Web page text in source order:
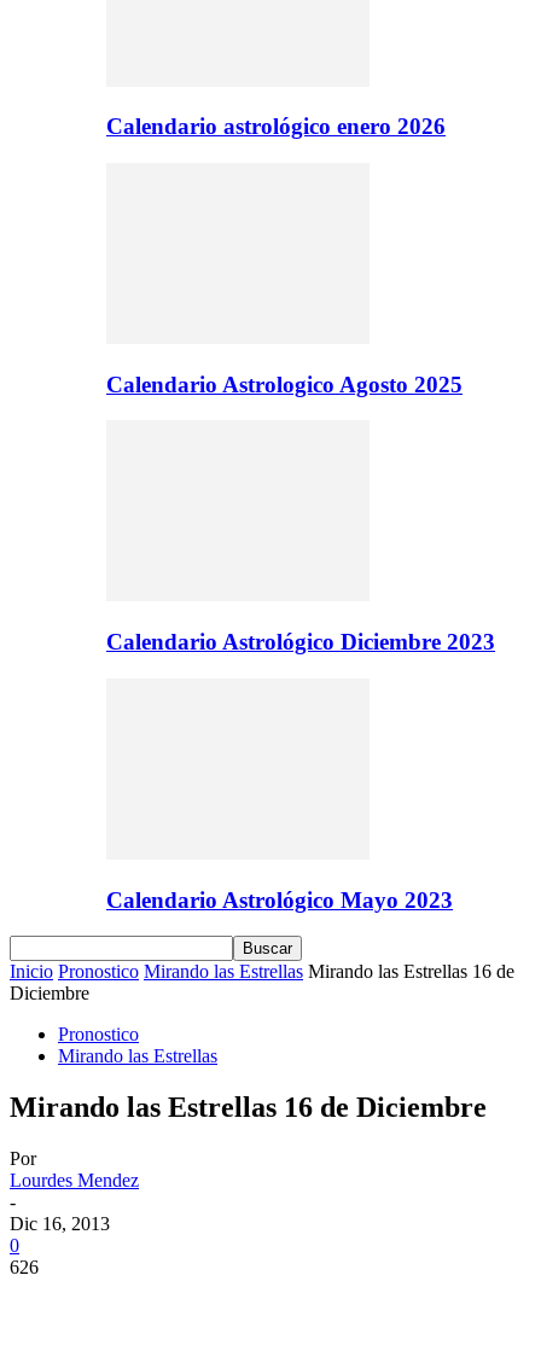
Calendario astrológico enero 2026
Calendario Astrologico Agosto 2025
Calendario Astrológico Diciembre 2023
Calendario Astrológico Mayo 2023
Inicio Pronostico Mirando las Estrellas Mirando las Estrellas 16 de
Diciembre
Pronostico
Mirando las Estrellas
Mirando las Estrellas 16 de Diciembre
Por
Lourdes Mendez
-
Dic 16, 2013
0
626